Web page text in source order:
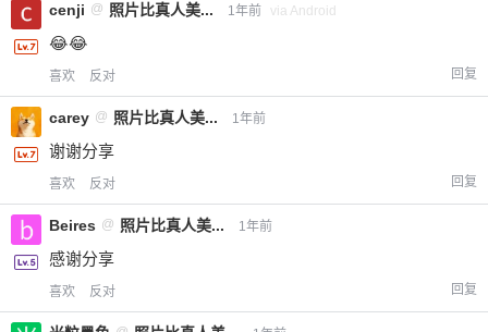
cenji @ 照片比真人美... 1年前 via Android
😂😂
喜欢 反对 回复
carey @ 照片比真人美... 1年前
谢谢分享
喜欢 反对 回复
Beires @ 照片比真人美... 1年前
感谢分享
喜欢 反对 回复